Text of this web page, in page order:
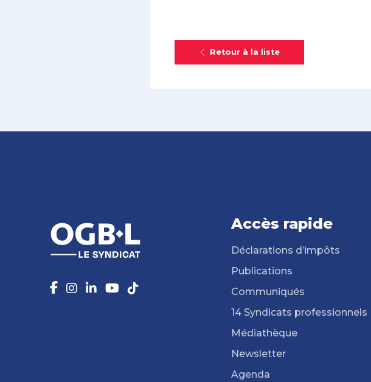
Retour à la liste
Accès rapide
Déclarations d’impôts
Publications
Communiqués
14 Syndicats professionnels
Médiathèque
Newsletter
Agenda